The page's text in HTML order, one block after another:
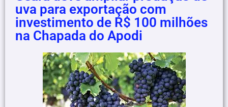
uva para exportação com
investimento de R$ 100 milhões
na Chapada do Apodi